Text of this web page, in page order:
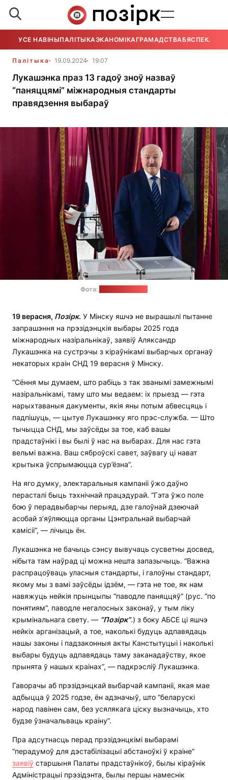
УСЕ НАВІНЫПАЛІТЫКАЭКАНОМІКАГРАМАДСТВАБЯСПЕКА
Палітыка 19.09.2024 19:07
Лукашэнка праз 13 гадоў зноў назваў
“паняццямі” міжнародныя стандарты
правядзення выбараў
Фота:
19 верасня, Позірк. У Мінску яшчэ не вырашылі пытанне
запрашэння на прэзідэнцкія выбары 2025 года
міжнародных назіральнікаў, заявіў Аляксандр
Лукашэнка на сустрэчы з кіраўнікамі выбарчых органаў
некаторых краін СНД 19 верасня ў Мінску.
“Сёння мы думаем, што рабіць з так званымі замежнымі
назіральнікамі, таму што мы ведаем: іх прыезд — гэта
нарыхтаваныя дакументы, якія яны потым абвесцяць і
падпішуць, — цытуе Лукашэнку яго прэс-служба. — Што
тычыцца СНД, мы заўсёды за тое, каб вашы
прадстаўнікі і вы былі ў нас на выбарах. Для нас гэта
вельмі важна. Ваш сяброўскі савет, заўвагу ці нават
крытыка ўспрымаюцца сур’ёзна”.
На яго думку, электаральныя кампаніі ўжо даўно
перасталі быць тэхнічнай працэдурай. “Гэта ўжо поле
бою ў перадвыбарчы перыяд, дзе галоўнай дзеючай
асобай з’яўляюцца органы Цэнтральнай выбарчай
камісіі”, — лічыць ён.
Лукашэнка не бачыць сэнсу вывучаць сусветны досвед,
нібыта там наўрад ці можна нешта запазычыць. “Важна
распрацоўваць уласныя стандарты, і галоўны стандарт,
якому мы з вамі заўсёды ідзём, — гэта не тое, як нам
навяжуць нейкія прынцыпы “паводле паняццяў” (рус. “по
понятиям”, паводле негалосных законаў, у тым ліку
крымінальнага свету. — “Позірк”.) з боку АБСЕ ці яшчэ
нейкіх арганізацый, а тое, наколькі будуць адпавядаць
нашы законы і падзаконныя акты Канстытуцыі і наколькі
выбары будуць адпавядаць таму заканадаўству, якое
прынята ў нашых краінах”, — падкрэсліў Лукашэнка.
Гаворачы аб прэзідэнцкай выбарчай кампаніі, якая мае
адбыцца ў 2025 годзе, ён адзначыў, што “беларускі
народ павінен сам, без усялякага ціску вызначыць, хто
будзе ўзначальваць краіну”.
Пра адсутнасць перад прэзідэнцкімі выбарамі
“перадумоў для дэстабілізацыі абстаноўкі ў краіне”
заявіў старшыня Палаты прадстаўнікоў, былы кіраўнік
Адміністрацыі прэзідэнта, былы першы намеснік